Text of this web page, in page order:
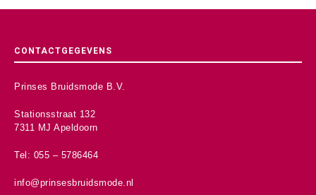
CONTACTGEGEVENS
Prinses Bruidsmode B.V.
Stationsstraat 132
7311 MJ Apeldoorn
Tel: 055 – 5786464
info@prinsesbruidsmode.nl